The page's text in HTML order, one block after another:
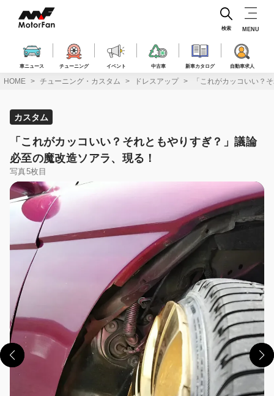
ス
車ニュース チューニング イベント 中古車 新車カタログ 自動車求人
検索 MENU
HOME チューニング・カスタム ドレスアップ 「これがカッコいい？
カスタム
「これがカッコいい？それともやりすぎ？」議論
必至の魔改造ソアラ、現る！
写真5枚目